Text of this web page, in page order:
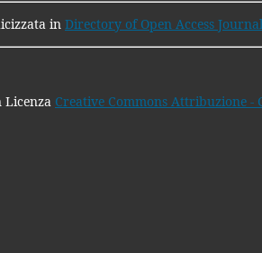
in Directory of Open Access
Creative Commons Attribuzione -